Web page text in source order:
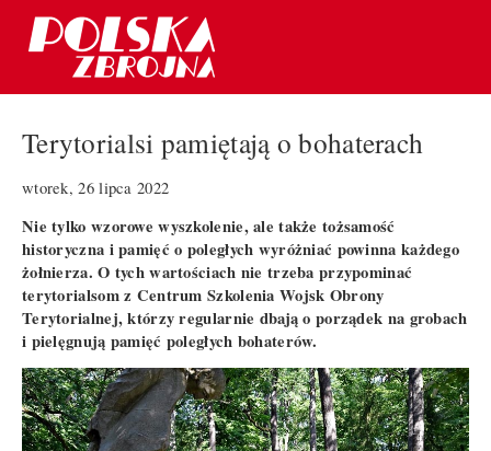
Terytorialsi pamiętają o bohaterach
wtorek, 26 lipca 2022
Nie tylko wzorowe wyszkolenie, ale także tożsamość
historyczna i pamięć o poległych wyróżniać powinna każdego
żołnierza. O tych wartościach nie trzeba przypominać
terytorialsom z Centrum Szkolenia Wojsk Obrony
Terytorialnej, którzy regularnie dbają o porządek na grobach
i pielęgnują pamięć poległych bohaterów.